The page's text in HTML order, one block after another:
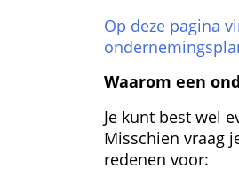
Op deze pagina
Waarom een
Je kunt best wel
Misschien vraag
redenen voor: